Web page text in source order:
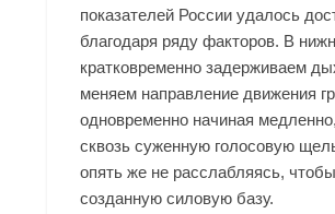
показателей России удалось
благодаря ряду факторов. В
кратковременно задерживаем
меняем направление движения
одновременно начиная
сквозь суженную голосовую
опять же не расслабляясь,
созданную силовую базу.